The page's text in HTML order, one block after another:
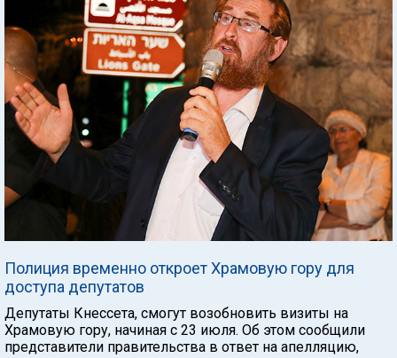
Полиция временно откроет Храмовую гору для
доступа депутатов
Депутаты Кнессета, смогут возобновить визиты на
Храмовую гору, начиная с 23 июля. Об этом сообщили
представители правительства в ответ на апелляцию,